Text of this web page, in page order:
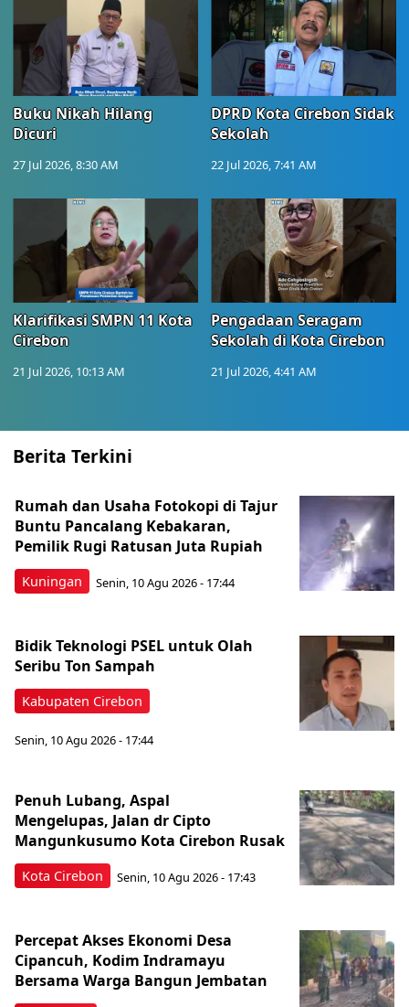
Buku Nikah Hilang
Dicuri
27 Jul 2026, 8:30 AM
DPRD Kota Cirebon Sidak
Sekolah
22 Jul 2026, 7:41 AM
Klarifikasi SMPN 11 Kota
Cirebon
21 Jul 2026, 10:13 AM
Pengadaan Seragam
Sekolah di Kota Cirebon
21 Jul 2026, 4:41 AM
Berita Terkini
Kuningan
Rumah dan Usaha Fotokopi di Tajur
Buntu Pancalang Kebakaran,
Pemilik Rugi Ratusan Juta Rupiah
Senin, 10 Agu 2026 - 17:44
Kabupaten Cirebon
Bidik Teknologi PSEL untuk Olah
Seribu Ton Sampah
Senin, 10 Agu 2026 - 17:44
Kota Cirebon
Penuh Lubang, Aspal
Mengelupas, Jalan dr Cipto
Mangunkusumo Kota Cirebon Rusak
Senin, 10 Agu 2026 - 17:43
Percepat Akses Ekonomi Desa
Cipancuh, Kodim Indramayu
Bersama Warga Bangun Jembatan